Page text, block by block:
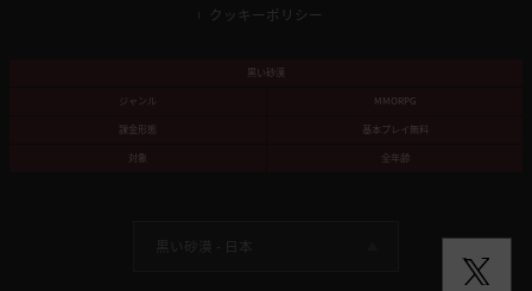
クッキーポリシー
黒い砂漠
ジャンル
MMORPG
課金形態
基本プレイ無料
対象
全年齢
黒い砂漠 -